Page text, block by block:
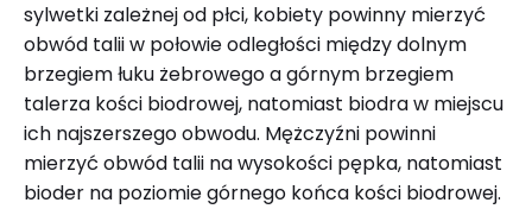
sylwetki zależnej od płci, kobiety powinny mierzyć
obwód talii w połowie odległości między dolnym
brzegiem łuku żebrowego a górnym brzegiem
talerza kości biodrowej, natomiast biodra w miejscu
ich najszerszego obwodu. Mężczyźni powinni
mierzyć obwód talii na wysokości pępka, natomiast
bioder na poziomie górnego końca kości biodrowej.